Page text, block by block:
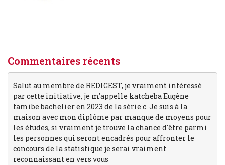
Commentaires récents
Salut au membre de REDIGEST, je vraiment intéressé
par cette initiative, je m'appelle katcheba Eugène
tamibe bachelier en 2023 de la série c. Je suis à la
maison avec mon diplôme par manque de moyens pour
les études, si vraiment je trouve la chance d'être parmi
les personnes qui seront encadrés pour affronter le
concours de la statistique je serai vraiment
reconnaissant en vers vous